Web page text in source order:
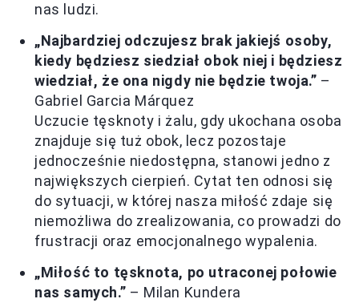
nas ludzi.
„Najbardziej odczujesz brak jakiejś osoby,
kiedy będziesz siedział obok niej i będziesz
wiedział, że ona nigdy nie będzie twoja.” –
Gabriel Garcia Márquez
Uczucie tęsknoty i żalu, gdy ukochana osoba
znajduje się tuż obok, lecz pozostaje
jednocześnie niedostępna, stanowi jedno z
największych cierpień. Cytat ten odnosi się
do sytuacji, w której nasza miłość zdaje się
niemożliwa do zrealizowania, co prowadzi do
frustracji oraz emocjonalnego wypalenia.
„Miłość to tęsknota, po utraconej połowie
nas samych.” – Milan Kundera